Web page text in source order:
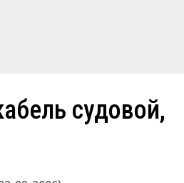
судовой,